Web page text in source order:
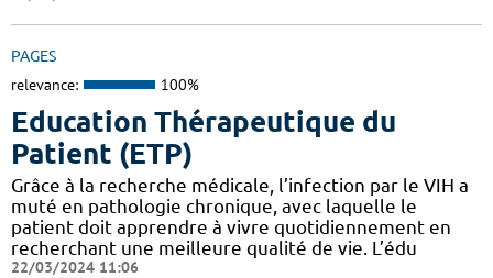
PAGES
relevance: 100%
Education Thérapeutique du
Patient (ETP)
Grâce à la recherche médicale, l’infection par le VIH a
muté en pathologie chronique, avec laquelle le
patient doit apprendre à vivre quotidiennement en
recherchant une meilleure qualité de vie. L’édu
22/03/2024 11:06